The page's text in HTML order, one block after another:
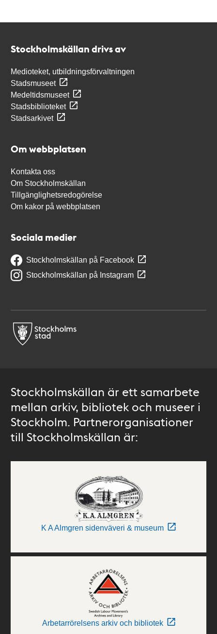
Stockholmskällan drivs av
Medioteket, utbildningsförvaltningen
Stadsmuseet
Medeltidsmuseet
Stadsbiblioteket
Stadsarkivet
Om webbplatsen
Kontakta oss
Om Stockholmskällan
Tillgänglighetsredogörelse
Om kakor på webbplatsen
Sociala medier
Stockholmskällan på Facebook
Stockholmskällan på Instagram
Stockholmskällan är ett samarbete
mellan arkiv, bibliotek och museer i
Stockholm. Partnerorganisationer
till Stockholmskällan är:
K A Almgren sidenväveri & museum
Arbetarrörelsens arkiv och bibliotek